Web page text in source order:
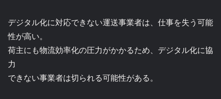
デジタル化に対応できない運送事業者は、仕事を失う可能
性が高い。
荷主にも物流効率化の圧力がかかるため、デジタル化に協
力
できない事業者は切られる可能性がある。